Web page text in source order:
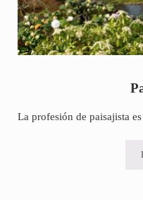
La profesión de paisajista